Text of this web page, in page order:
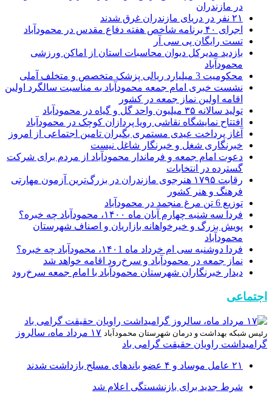
در مازندران
۲۱ نفر در دریای مازندران غرق شدند
اجرای ۴۰ برنامه شاخص هفته دفاع مقدس در محمودآباد
تست رایگان پی سی آر
بازدید مديرکل دیوان محاسبات استان از اماکن ورزشی
محمودآباد
محکومیت 3 میلیارد ریالی پزشک متخصص و متخلف آملی
نشست خبری امام جمعه محمودآباد به مناسبت سالگرد اولین
اقامه اولین نماز جمعه در کشور
تولید سالانه ۳۵ میلیون واحد گل و گیاه در محمودآباد
افتتاح نمایشگاه نقاشی رویا پردازان کوچک در محمودآباد
آغاز پرداخت عیدی مستمری بگیران تامین اجتماعی از امروز
خبرنگاری شغل و خبرنگار شاغل نیست
دعوت امام جمعه و فرماندار محمودآباد از مردم برای شرکت
گسترده در انتخابات
رقابت ۱۷۹۵ هنرجوی مازندران در بزرگ‌ترین آزمون مهارتی
فرهنگ و هنر کشور
توزيع 6 تن مرغ منجمد در محمودآباد
فردا سه شنبه چهارم آبان ماه ۱۴۰۰، محمودآباد چه خبره؟
پویش بزرگ و خیرخواهانه بازاریان و اصناف شهرستان
محمودآباد
فردا دوشنبه سی ام خرداد ماه ۱۴۰1، محمودآباد چه خبره؟
نماز جمعه در محمودآباد و سرخ‌رود اقامه خواهد شد
دیدار خبرنگاران شهرستان محمودآباد با امام جمعه سرخ‌رود
اجتماعی
رئیس شبکه بهداشت و درمان شهرستان محمودآباد
۱۷ مرداد ماه، سالروز
گرامیداشت راویان حقیقت گرامی باد
۲۱ عامل موساد و ۴ عضو باند‌های مسلح بازداشت شدند
شرط جدید برای بازنشستگی اعلام شد